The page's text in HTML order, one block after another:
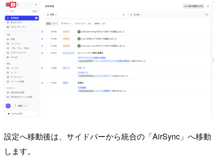
設定へ移動後は、サイドバーから統合の「AirSync」へ移動
します。